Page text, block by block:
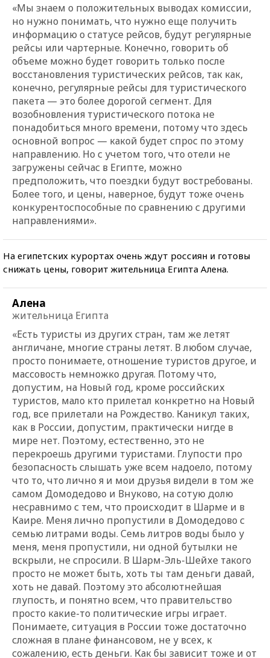
«Мы знаем о положительных выводах комиссии,
но нужно понимать, что нужно еще получить
информацию о статусе рейсов, будут регулярные
рейсы или чартерные. Конечно, говорить об
объеме можно будет говорить только после
восстановления туристических рейсов, так как,
конечно, регулярные рейсы для туристического
пакета — это более дорогой сегмент. Для
возобновления туристического потока не
понадобиться много времени, потому что здесь
основной вопрос — какой будет спрос по этому
направлению. Но с учетом того, что отели не
загружены сейчас в Египте, можно
предположить, что поездки будут востребованы.
Более того, и цены, наверное, будут тоже очень
конкурентоспособные по сравнению с другими
направлениями».
На египетских курортах очень ждут россиян и готовы
снижать цены, говорит жительница Египта Алена.
Алена
жительница Египта
«Есть туристы из других стран, там же летят
англичане, многие страны летят. В любом случае,
просто понимаете, отношение туристов другое, и
массовость немножко другая. Потому что,
допустим, на Новый год, кроме российских
туристов, мало кто прилетал конкретно на Новый
год, все прилетали на Рождество. Каникул таких,
как в России, допустим, практически нигде в
мире нет. Поэтому, естественно, это не
перекроешь другими туристами. Глупости про
безопасность слышать уже всем надоело, потому
что то, что лично я и мои друзья видели в том же
самом Домодедово и Внуково, на сотую долю
несравнимо с тем, что происходит в Шарме и в
Каире. Меня лично пропустили в Домодедово с
семью литрами воды. Семь литров воды было у
меня, меня пропустили, ни одной бутылки не
вскрыли, не спросили. В Шарм-Эль-Шейхе такого
просто не может быть, хоть ты там деньги давай,
хоть не давай. Поэтому это абсолютнейшая
глупость, и понятно всем, что правительство
просто какие-то политические игры играет.
Понимаете, ситуация в России тоже достаточно
сложная в плане финансовом, не у всех, к
сожалению, есть деньги. Как бы зависит тоже и от